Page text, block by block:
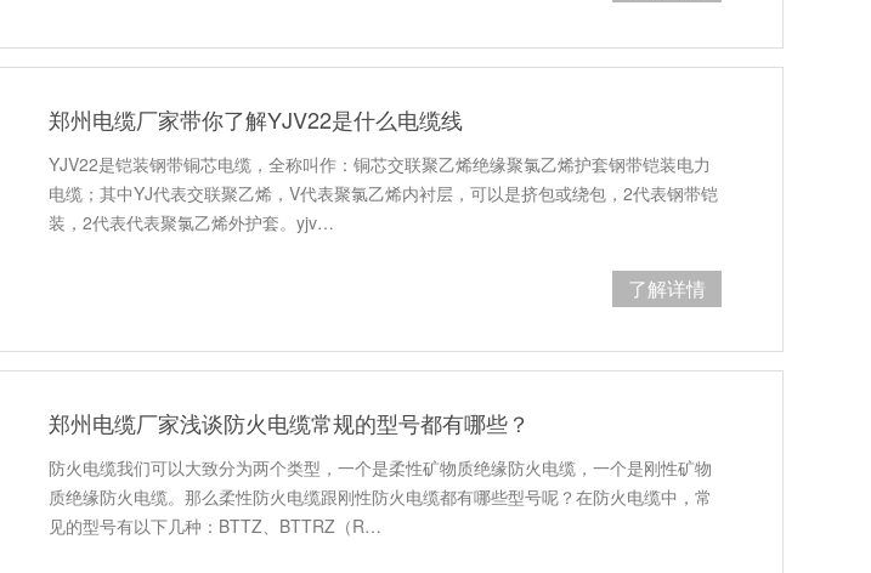
郑州电缆厂家带你了解YJV22是什么电缆线
YJV22是铠装钢带铜芯电缆，全称叫作：铜芯交联聚乙烯绝缘聚氯乙烯护套钢带铠装电力
电缆；其中YJ代表交联聚乙烯，V代表聚氯乙烯内衬层，可以是挤包或绕包，2代表钢带铠
装，2代表代表聚氯乙烯外护套。yjv…
了解详情
郑州电缆厂家浅谈防火电缆常规的型号都有哪些？
防火电缆我们可以大致分为两个类型，一个是柔性矿物质绝缘防火电缆，一个是刚性矿物
质绝缘防火电缆。那么柔性防火电缆跟刚性防火电缆都有哪些型号呢？在防火电缆中，常
见的型号有以下几种：BTTZ、BTTRZ（R…